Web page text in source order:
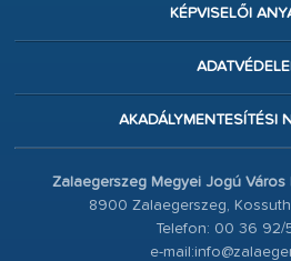
KÉPVISELŐI
AKADÁLYMENTESÍTÉSI
Zalaegerszeg Megyei Jogú Város
8900 Zalaegerszeg, Kossuth
Telefon: 00 36 92/
e-